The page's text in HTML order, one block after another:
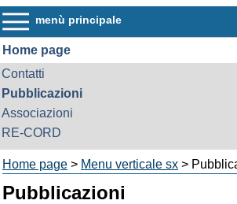
menù principale
Home page
Contatti
Pubblicazioni
Associazioni
RE-CORD
Home page > Menu verticale sx >
Pubblicazioni